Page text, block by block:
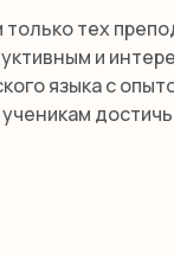
тех
и
языка с